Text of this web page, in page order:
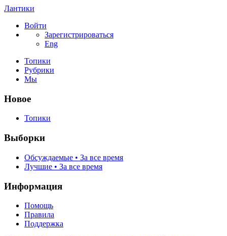
Лантики
Войти
Зарегистрироваться
Eng
Топики
Рубрики
Мы
Новое
Топики
Выборки
Обсуждаемые • За все время
Лучшие • За все время
Информация
Помощь
Правила
Поддержка